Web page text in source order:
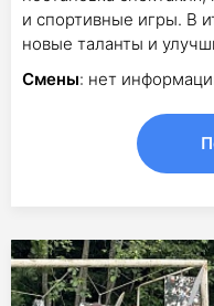
и спортивные игры. В
новые таланты и
Смены: нет